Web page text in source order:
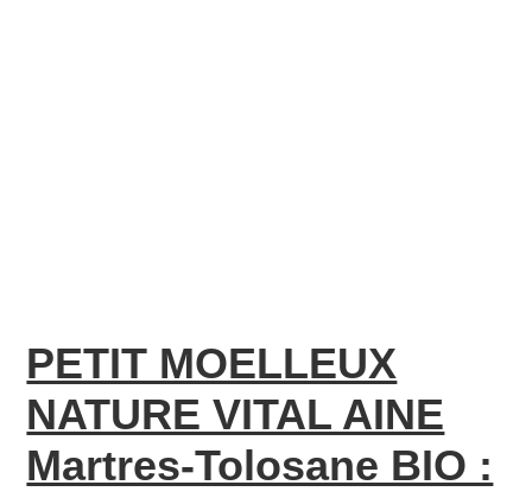
PETIT MOELLEUX
NATURE VITAL AINE
Martres-Tolosane BIO :